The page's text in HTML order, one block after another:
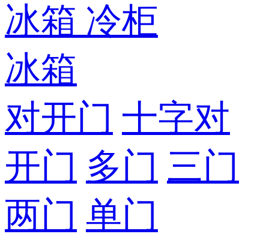
冰箱 冷柜
冰箱
对开门 十字对
开门 多门 三门
两门 单门